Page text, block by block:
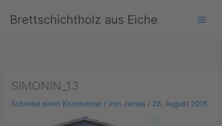
InhaltBrettschichtholz aus Eiche
SIMONIN_13
Schreibe einen Kommentar / Von James / 28. August 2016